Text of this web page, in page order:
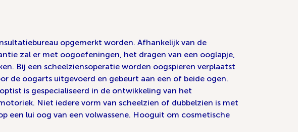
opgemerkt worden. Afhankelijk van de
zal er met oogoefeningen, het dragen van een ooglapje,
Bij een scheelziensoperatie worden oogspieren verplaatst
de oogarts uitgevoerd en gebeurt aan een of beide ogen.
is gespecialiseerd in de ontwikkeling van het
Niet iedere vorm van scheelzien of dubbelzien is met
een lui oog van een volwassene. Hooguit om cosmetische